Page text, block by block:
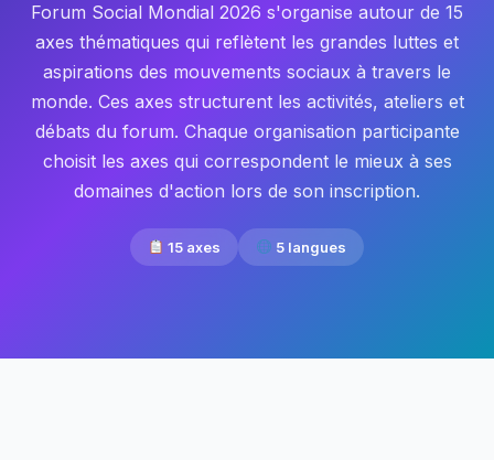
Forum Social Mondial 2026 s'organise autour de 15
axes thématiques qui reflètent les grandes luttes et
aspirations des mouvements sociaux à travers le
monde. Ces axes structurent les activités, ateliers et
débats du forum. Chaque organisation participante
choisit les axes qui correspondent le mieux à ses
domaines d'action lors de son inscription.
15 axes 5 langues